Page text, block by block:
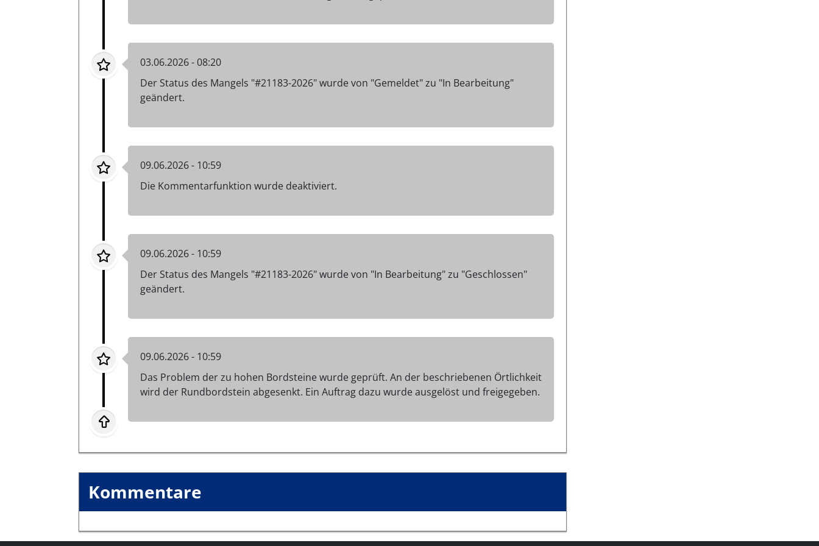
03.06.2026 - 08:20
Der Status des Mangels "#21183-2026" wurde von "Gemeldet" zu "In Bearbeitung"
geändert.
09.06.2026 - 10:59
Die Kommentarfunktion wurde deaktiviert.
09.06.2026 - 10:59
Der Status des Mangels "#21183-2026" wurde von "In Bearbeitung" zu "Geschlossen"
geändert.
09.06.2026 - 10:59
Das Problem der zu hohen Bordsteine wurde geprüft. An der beschriebenen Örtlichkeit
wird der Rundbordstein abgesenkt. Ein Auftrag dazu wurde ausgelöst und freigegeben.
Kommentare